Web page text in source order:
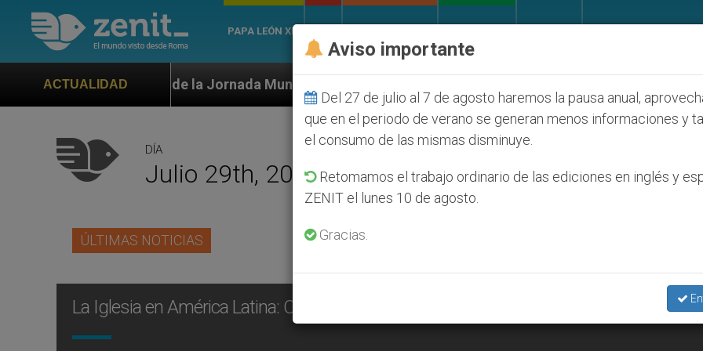
PAPA LEÓN XIV
ACTUALIDAD
de la Jornada Mundial de la Juventud Seúl 2027 ONU se pronuncia ante caso de obispo
DÍA
Julio 29th, 2013
ÚLTIMAS NOTICIAS
La Iglesia en América Latina: COSTA RICA
Aviso importante
Del 27 de julio al 7 de agosto haremos la pausa anual,
que en el periodo de verano se generan menos informaciones y
el consumo de las mismas disminuye.
Retomamos el trabajo ordinario de las ediciones en inglés y
ZENIT el lunes 10 de agosto.
Gracias.